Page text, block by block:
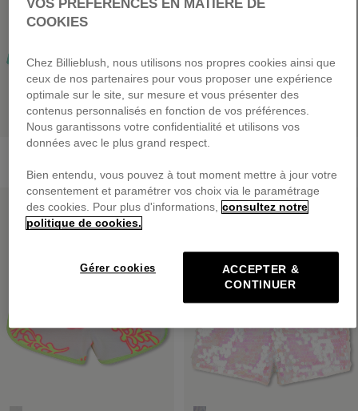
PRIX DOUX PRIX DOUX
VOS PRÉFÉRENCES EN MATIÈRE DE
COOKIES
Chez Billieblush, nous utilisons nos propres cookies ainsi que
ceux de nos partenaires pour vous proposer une expérience
optimale sur le site, sur mesure et vous présenter des
contenus personnalisés en fonction de vos préférences.
Nous garantissons votre confidentialité et utilisons vos
données avec le plus grand respect.
Bien entendu, vous pouvez à tout moment mettre à jour votre
consentement et paramétrer vos choix via le paramétrage
des cookies. Pour plus d'informations,
consultez notre
politique de cookies.
Gérer cookies
ACCEPTER &
CONTINUER